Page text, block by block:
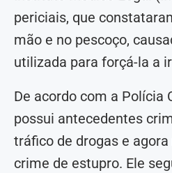
periciais, que
mão e no pescoço,
utilizada para forçá-la a
De acordo com a Polícia
possui antecedentes
tráfico de drogas e
crime de estupro. Ele